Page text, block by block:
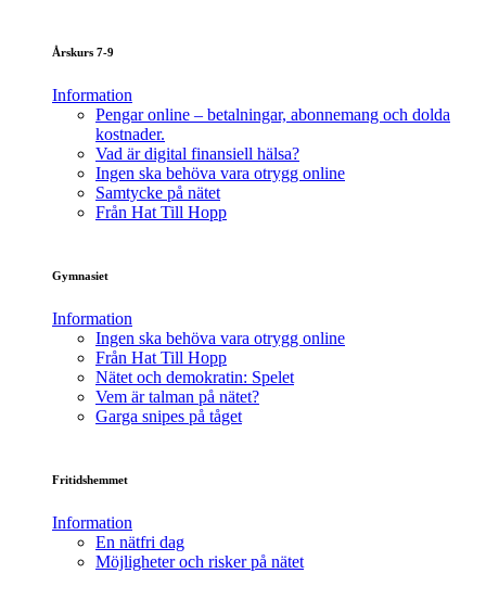
Årskurs 7-9
Information
Pengar online – betalningar, abonnemang och dolda
kostnader.
Vad är digital finansiell hälsa?
Ingen ska behöva vara otrygg online
Samtycke på nätet
Från Hat Till Hopp
Gymnasiet
Information
Ingen ska behöva vara otrygg online
Från Hat Till Hopp
Nätet och demokratin: Spelet
Vem är talman på nätet?
Garga snipes på tåget
Fritidshemmet
Information
En nätfri dag
Möjligheter och risker på nätet